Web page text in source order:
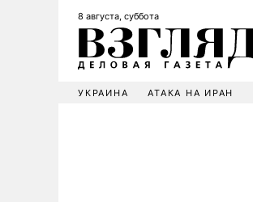
8 августа, суббота
УКРАИНА АТАКА НА ИРАН